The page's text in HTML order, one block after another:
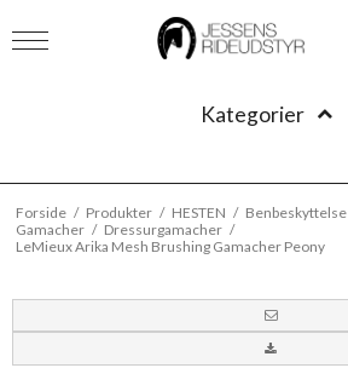
Kategorier
Forside / Produkter / HESTEN / Benbeskyttelse
Gamacher / Dressurgamacher /
LeMieux Arika Mesh Brushing Gamacher Peony